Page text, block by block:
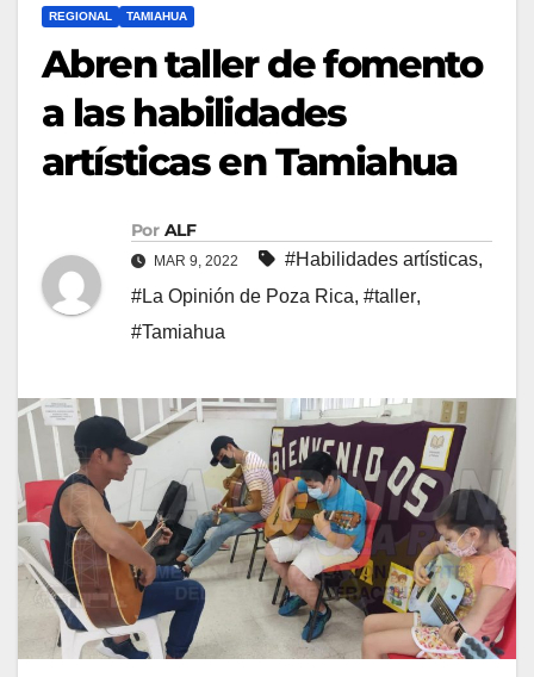
REGIONAL TAMIAHUA
Abren taller de fomento
a las habilidades
artísticas en Tamiahua
Por ALF
MAR 9, 2022 #Habilidades artísticas,
#La Opinión de Poza Rica, #taller,
#Tamiahua